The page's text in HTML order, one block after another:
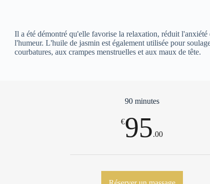
Il a été démontré qu'elle favorise la relaxation, réduit l'anxiété
l'humeur. L'huile de jasmin est également utilisée pour
courbatures, aux crampes menstruelles et aux maux de tête.
90 minutes
€95.00